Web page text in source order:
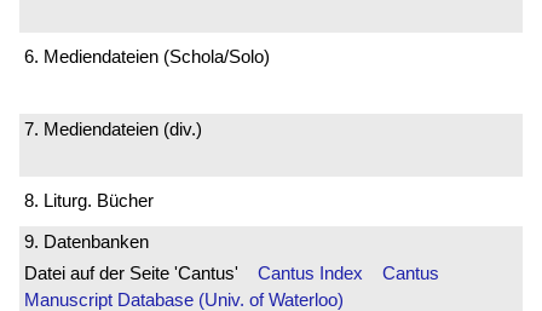
6. Mediendateien (Schola/Solo)
7. Mediendateien (div.)
8. Liturg. Bücher
9. Datenbanken
Datei auf der Seite 'Cantus' Cantus Index
Cantus
Manuscript Database (Univ. of Waterloo)